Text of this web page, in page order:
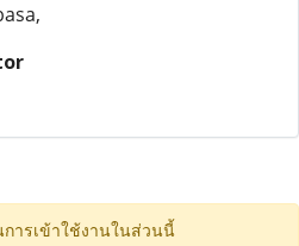
ารเข้าใช้งานในส่วนนี้